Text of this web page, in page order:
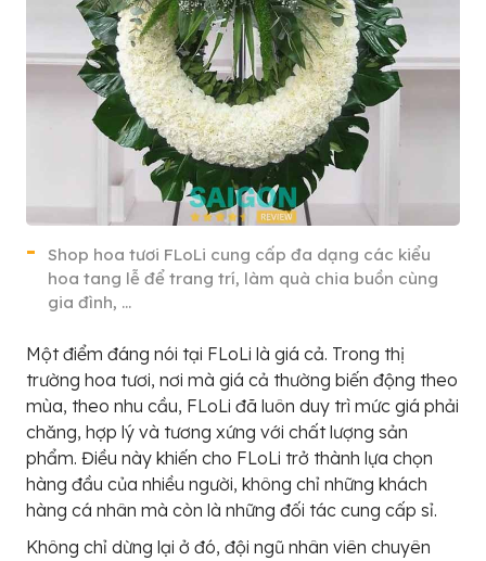
Shop hoa tươi FLoLi cung cấp đa dạng các kiểu
hoa tang lễ để trang trí, làm quà chia buồn cùng
gia đình, …
Một điểm đáng nói tại FLoLi là giá cả. Trong thị
trường hoa tươi, nơi mà giá cả thường biến động theo
mùa, theo nhu cầu, FLoLi đã luôn duy trì mức giá phải
chăng, hợp lý và tương xứng với chất lượng sản
phẩm. Điều này khiến cho FLoLi trở thành lựa chọn
hàng đầu của nhiều người, không chỉ những khách
hàng cá nhân mà còn là những đối tác cung cấp sỉ.
Không chỉ dừng lại ở đó, đội ngũ nhân viên chuyên